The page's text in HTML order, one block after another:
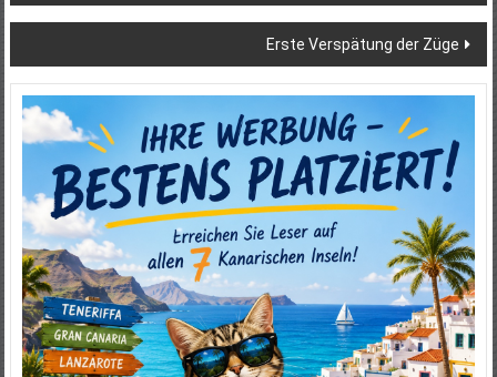
Erste Verspätung der Züge